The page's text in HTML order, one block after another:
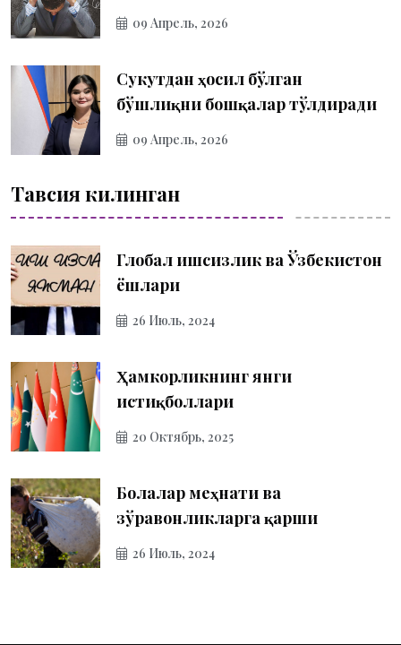
09 Апрель, 2026
Сукутдан ҳосил бўлган
бўшлиқни бошқалар тўлдиради
09 Апрель, 2026
Тавсия килинган
Глобал ишсизлик ва Ўзбекистон
ёшлари
26 Июль, 2024
Ҳамкорликнинг янги
истиқболлари
20 Октябрь, 2025
Болалар меҳнати ва
зўравонликларга қарши
26 Июль, 2024